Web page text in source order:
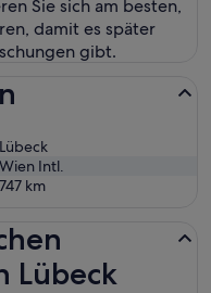
Sie sich am besten,
damit es später
gibt.
Lübeck
Wien Intl.
747 km
Lübeck